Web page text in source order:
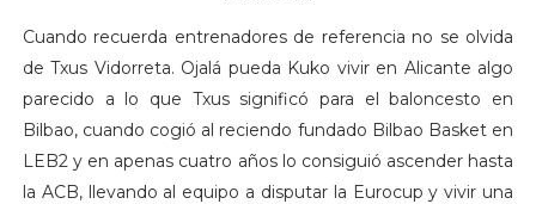
Cuando recuerda entrenadores de referencia no se olvida
de Txus Vidorreta. Ojalá pueda Kuko vivir en Alicante algo
parecido a lo que Txus significó para el baloncesto en
Bilbao, cuando cogió al reciendo fundado Bilbao Basket en
LEB2 y en apenas cuatro años lo consiguió ascender hasta
la ACB, llevando al equipo a disputar la Eurocup y vivir una